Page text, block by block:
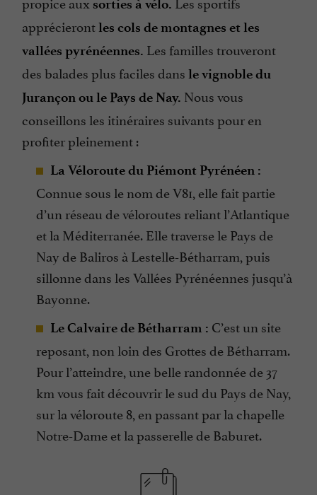
sorties à vélo.
apprécierontles cols de montagnes et les
vallées pyrénéennes. Les familles trouveront
des balades plus faciles dans le vignoble du
Jurançon ou le Pays de Nay. Nous vous
conseillons les itinéraires suivants pour en
profiter pleinement :
La Véloroute du Piémont Pyrénéen :
Connue sous le nom de V81, elle fait partie
d’un réseau de véloroutes reliant l’Atlantique
et la Méditerranée. Elle traverse le Pays de
Nay de Baliros à Lestelle-Bétharram, puis
sillonne dans les Vallées Pyrénéennes jusqu’à
Bayonne.
Le Calvaire de Bétharram : C’est un site
reposant, non loin des Grottes de Bétharram.
Pour l’atteindre, une belle randonnée de 37
km vous fait découvrir le sud du Pays de Nay,
sur la véloroute 8, en passant par la chapelle
Notre-Dame et la passerelle de Baburet.